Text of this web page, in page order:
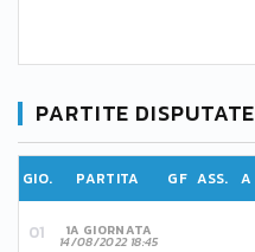
PARTITE DISPUTATE
GIO. PARTITA GF ASS. A
1A GIORNATA
14/08/2022 18:45